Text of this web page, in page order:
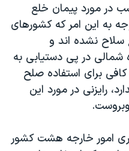
شب در مورد پیمان خلع
به این امر که کشورهای
نشده اند و
در پی دستیابی به
برای استفاده صلح
رایزنی در مورد این
امور خارجه هشت کشور